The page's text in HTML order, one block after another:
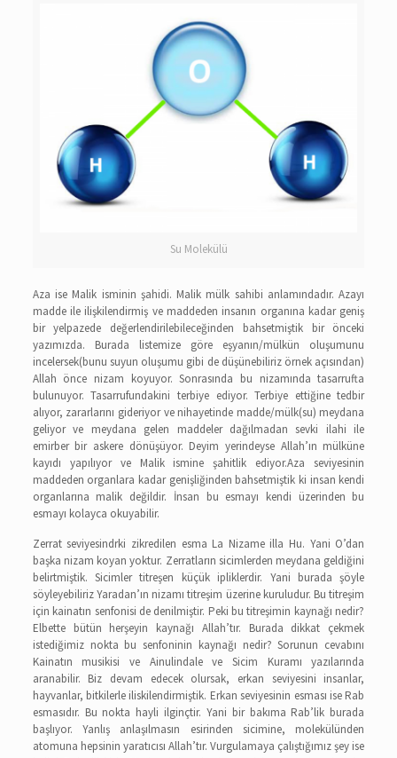
Su Molekülü
Aza ise Malik isminin şahidi. Malik mülk sahibi anlamındadır. Azayı
madde ile ilişkilendirmiş ve maddeden insanın organına kadar geniş
bir yelpazede değerlendirilebileceğinden bahsetmiştik bir önceki
yazımızda. Burada listemize göre eşyanın/mülkün oluşumunu
incelersek(bunu suyun oluşumu gibi de düşünebiliriz örnek açısından)
Allah önce nizam koyuyor. Sonrasında bu nizamında tasarrufta
bulunuyor. Tasarrufundakini terbiye ediyor. Terbiye ettiğine tedbir
alıyor, zararlarını gideriyor ve nihayetinde madde/mülk(su) meydana
geliyor ve meydana gelen maddeler dağılmadan sevki ilahi ile
emirber bir askere dönüşüyor. Deyim yerindeyse Allah’ın mülküne
kayıdı yapılıyor ve Malik ismine şahitlik ediyor.Aza seviyesinin
maddeden organlara kadar genişliğinden bahsetmiştik ki insan kendi
organlarına malik değildir. İnsan bu esmayı kendi üzerinden bu
esmayı kolayca okuyabilir.
Zerrat seviyesindrki zikredilen esma La Nizame illa Hu. Yani O’dan
başka nizam koyan yoktur. Zerratların sicimlerden meydana geldiğini
belirtmiştik. Sicimler titreşen küçük ipliklerdir. Yani burada şöyle
söyleyebiliriz Yaradan’ın nizamı titreşim üzerine kuruludur. Bu titreşim
için kainatın senfonisi de denilmiştir. Peki bu titreşimin kaynağı nedir?
Elbette bütün herşeyin kaynağı Allah’tır. Burada dikkat çekmek
istediğimiz nokta bu senfoninin kaynağı nedir? Sorunun cevabını
Kainatın musikisi ve Ainulindale ve Sicim Kuramı yazılarında
aranabilir. Biz devam edecek olursak, erkan seviyesini insanlar,
hayvanlar, bitkilerle iliskilendirmiştik. Erkan seviyesinin esması ise Rab
esmasıdır. Bu nokta hayli ilginçtir. Yani bir bakıma Rab’lik burada
başlıyor. Yanlış anlaşılmasın esirinden sicimine, molekülünden
atomuna hepsinin yaratıcısı Allah’tır. Vurgulamaya çalıştığımız şey ise